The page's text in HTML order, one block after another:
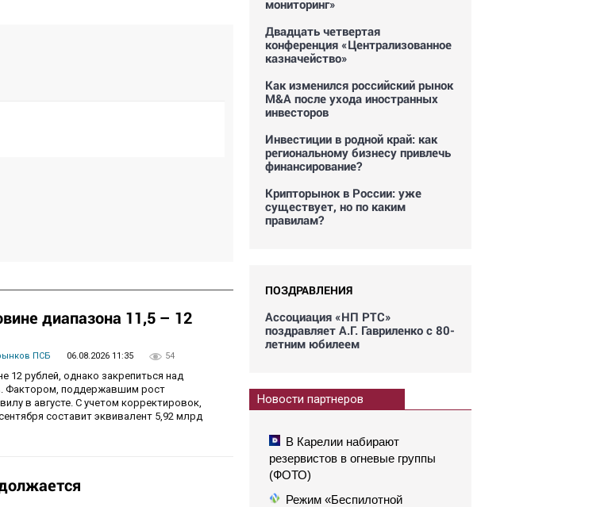
диапазона 11,5 – 12
ПСБ 06.08.2026 11:35 54
12 рублей, однако закрепиться над
Фактором, поддержавшим рост
в августе. С учетом корректировок,
составит эквивалент 5,92 млрд
мониторинг»
Двадцать четвертая
конференция «Централизованное
казначейство»
Как изменился российский рынок
M&A после ухода иностранных
инвесторов
Инвестиции в родной край: как
региональному бизнесу привлечь
финансирование?
Крипторынок в России: уже
существует, но по каким
правилам?
ПОЗДРАВЛЕНИЯ
Ассоциация «НП РТС»
поздравляет А.Г. Гавриленко с 80-
летним юбилеем
Новости партнеров
В Карелии набирают
резервистов в огневые группы
(ФОТО)
Режим «Беспилотной